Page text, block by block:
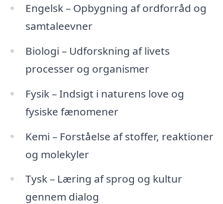
Engelsk – Opbygning af ordforråd og
samtaleevner
Biologi – Udforskning af livets
processer og organismer
Fysik – Indsigt i naturens love og
fysiske fænomener
Kemi – Forståelse af stoffer, reaktioner
og molekyler
Tysk – Læring af sprog og kultur
gennem dialog